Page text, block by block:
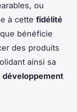
ou
à cette fidélité
bénéficie
des produits
ainsi sa
développement